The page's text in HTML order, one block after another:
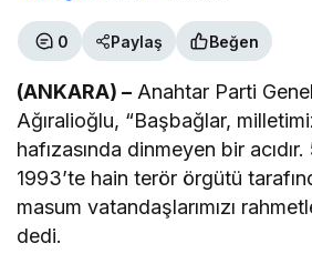
0 Paylaş Beğen
(ANKARA) – Anahtar Parti
Ağıralioğlu, “Başbağlar,
hafızasında dinmeyen bir
1993’te hain terör örgütü
masum vatandaşlarımızı
dedi.